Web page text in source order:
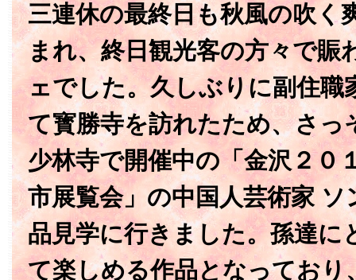
三連休の最終日も秋風の吹く
まれ、終日観光客の方々で賑
ェでした。久しぶりに副住職
て寳勝寺を訪れたため、さっ
少林寺で開催中の「金沢２０
市展覧会」の中国人芸術家
品見学に行きました。孫達に
て楽しめる作品となっており